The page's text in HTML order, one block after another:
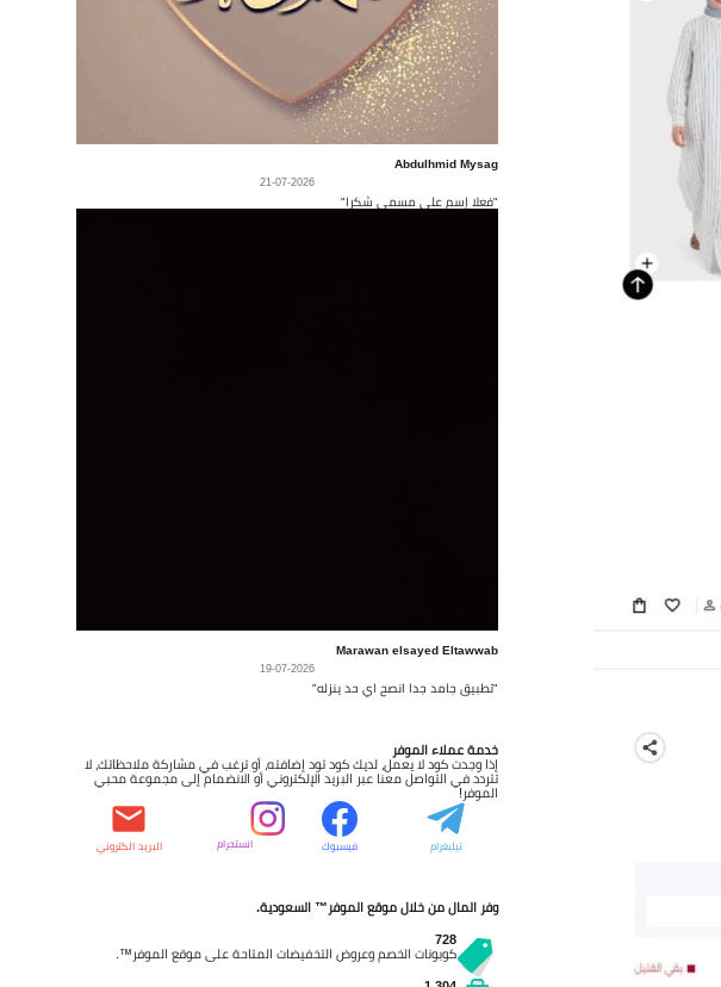
Abdulhmid Mysag
21-07-2026
"فعلا إسم على مسمى شكرا"
Marawan elsayed Eltawwab
19-07-2026
"تطبيق جامد جدا انصح اي حد ينزله"
خدمة عملاء الموفر
إذا وجدت كود لا يعمل، لديك كود تود إضافته، أو ترغب في مشاركة ملاحظاتك، لا
تتردد في التواصل معنا عبر البريد الإلكتروني أو الانضمام إلى مجموعة محبي
الموفر!
تيليغرام فيسبوك انستجرام البريد الكتروني
وفر المال من خلال موقع الموفر™ السعودية.
728
كوبونات الخصم وعروض التخفيضات المتاحة على موقع الموفر™.